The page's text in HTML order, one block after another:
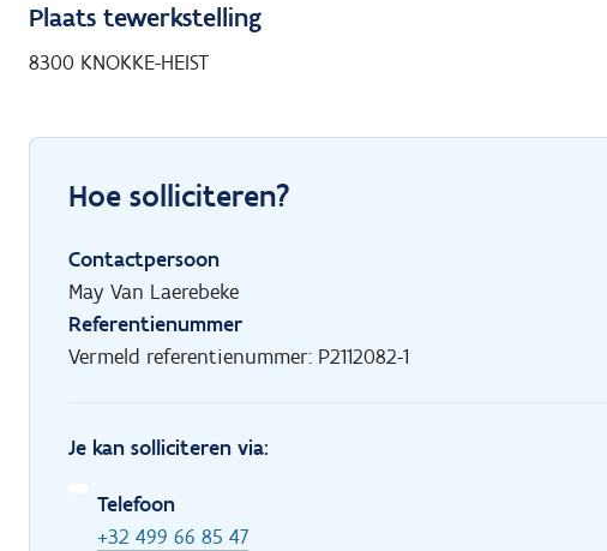
Plaats tewerkstelling
8300 KNOKKE-HEIST
Hoe solliciteren?
Contactpersoon
May Van Laerebeke
Referentienummer
Vermeld referentienummer: P2112082-1
Je kan solliciteren via:
Telefoon
+32 499 66 85 47